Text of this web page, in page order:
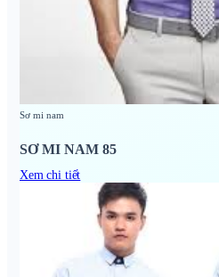
Sơ mi nam
SƠ MI NAM 85
Xem chi tiết